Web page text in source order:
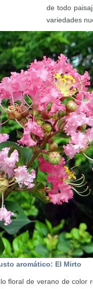
de todo
variedades
aromático: El Mirto
floral de verano de color